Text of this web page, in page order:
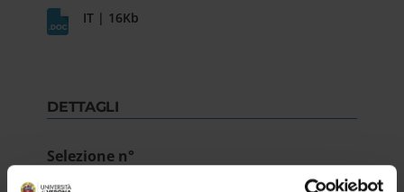
IT | 16Kb
DETTAGLI
Selezione n°